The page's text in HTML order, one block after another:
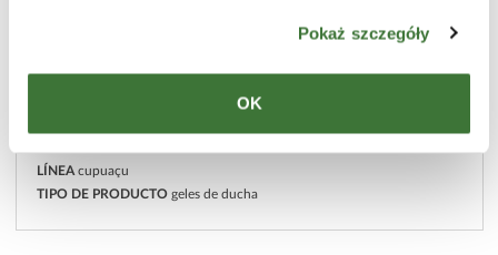
Pokaż szczegóły
OK
gel cristalino de baño
LÍNEA cupuaçu
TIPO DE PRODUCTO geles de ducha